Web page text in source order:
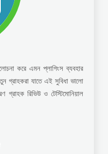
করে এমন প্লাগিংস ব্যবহার
গ্রাহকরা যাতে এই সুবিধা ভালো
গ্রাহক রিভিউ ও টেস্টিমোনিয়াল